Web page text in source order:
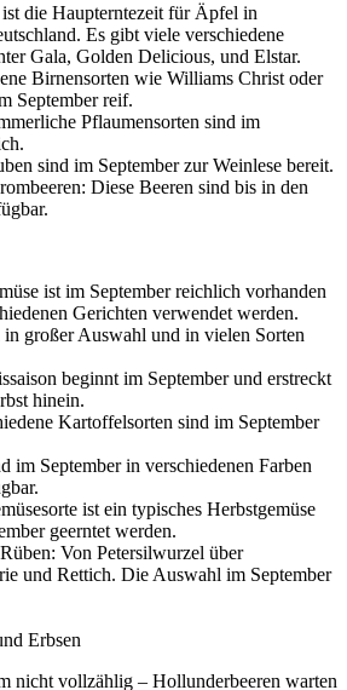
die Haupterntezeit für Äpfel in
Es gibt viele verschiedene
Gala, Golden Delicious, und Elstar.
Birnensorten wie Williams Christ oder
September reif.
Pflaumensorten sind im
sind im September zur Weinlese bereit.
Diese Beeren sind bis in den
ist im September reichlich vorhanden
Gerichten verwendet werden.
in großer Auswahl und in vielen Sorten
beginnt im September und erstreckt
hinein.
Kartoffelsorten sind im September
im September in verschiedenen Farben
ist ein typisches Herbstgemüse
geerntet werden.
Von Petersilwurzel über
und Rettich. Die Auswahl im September
Erbsen
nicht vollzählig – Hollunderbeeren warten